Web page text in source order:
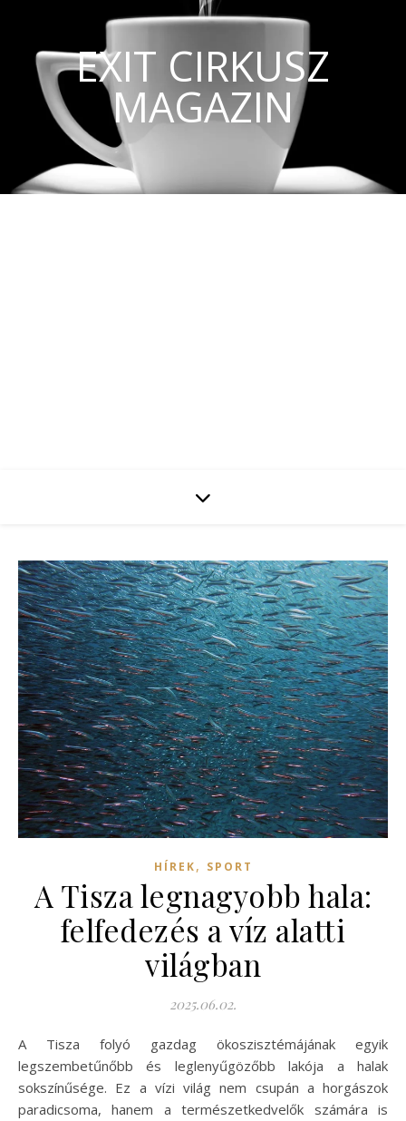
EXIT CIRKUSZ
MAGAZIN
HÍREK, SPORT
A Tisza legnagyobb hala:
felfedezés a víz alatti
világban
2025.06.02.
A Tisza folyó gazdag ökoszisztémájának egyik
legszembetűnőbb és leglenyűgözőbb lakója a halak
sokszínűsége. Ez a vízi világ nem csupán a horgászok
paradicsoma, hanem a természetkedvelők számára is